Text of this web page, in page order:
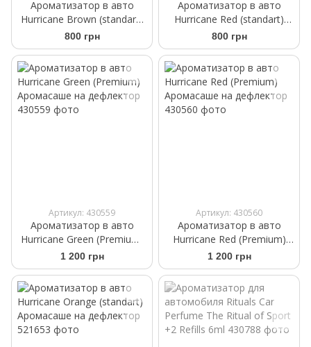
Ароматизатор в авто
Hurricane Brown (standart)
Аромасаше на дефлектор
800 грн
Ароматизатор в авто
Hurricane Red (standart)
Аромасаше на дефлектор
800 грн
Артикул: 430559
Ароматизатор в авто
Hurricane Green (Premium)
Аромасаше на дефлектор
1 200 грн
Артикул: 430560
Ароматизатор в авто
Hurricane Red (Premium)
Аромасаше на дефлектор
1 200 грн